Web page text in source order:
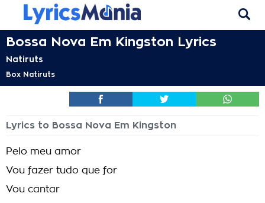
Bossa Nova Em Kingston Lyrics
Natiruts
Box Natiruts
Lyrics to Bossa Nova Em Kingston
Pelo meu amor
Vou fazer tudo que for
Vou cantar